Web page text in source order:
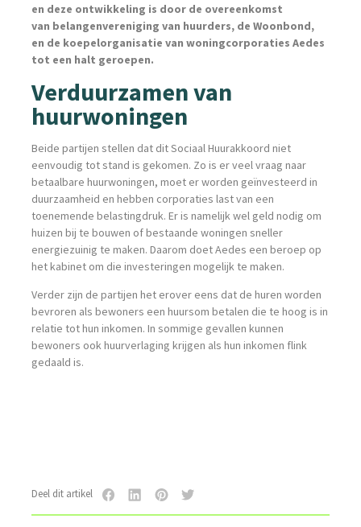
en deze ontwikkeling is door de overeenkomst
van belangenvereniging van huurders, de Woonbond,
en de koepelorganisatie van woningcorporaties Aedes
tot een halt geroepen.
Verduurzamen van
huurwoningen
Beide partijen stellen dat dit Sociaal Huurakkoord niet
eenvoudig tot stand is gekomen. Zo is er veel vraag naar
betaalbare huurwoningen, moet er worden geïnvesteerd in
duurzaamheid en hebben corporaties last van een
toenemende belastingdruk. Er is namelijk wel geld nodig om
huizen bij te bouwen of bestaande woningen sneller
energiezuinig te maken. Daarom doet Aedes een beroep op
het kabinet om die investeringen mogelijk te maken.
Verder zijn de partijen het erover eens dat de huren worden
bevroren als bewoners een huursom betalen die te hoog is in
relatie tot hun inkomen. In sommige gevallen kunnen
bewoners ook huurverlaging krijgen als hun inkomen flink
gedaald is.
Deel dit artikel